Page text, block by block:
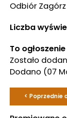
Odbiór
Liczba
To
Zostało
Dodano (07
< Poprzednie